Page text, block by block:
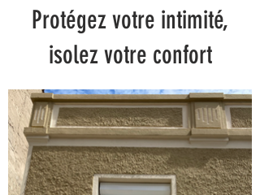
Protégez votre intimité,
isolez votre confort